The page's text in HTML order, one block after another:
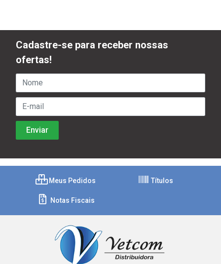
Cadastre-se para receber nossas
ofertas!
Meus Pedidos Títulos
Notas Fiscais